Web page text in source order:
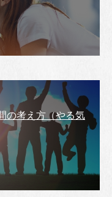
の考え方（やる気